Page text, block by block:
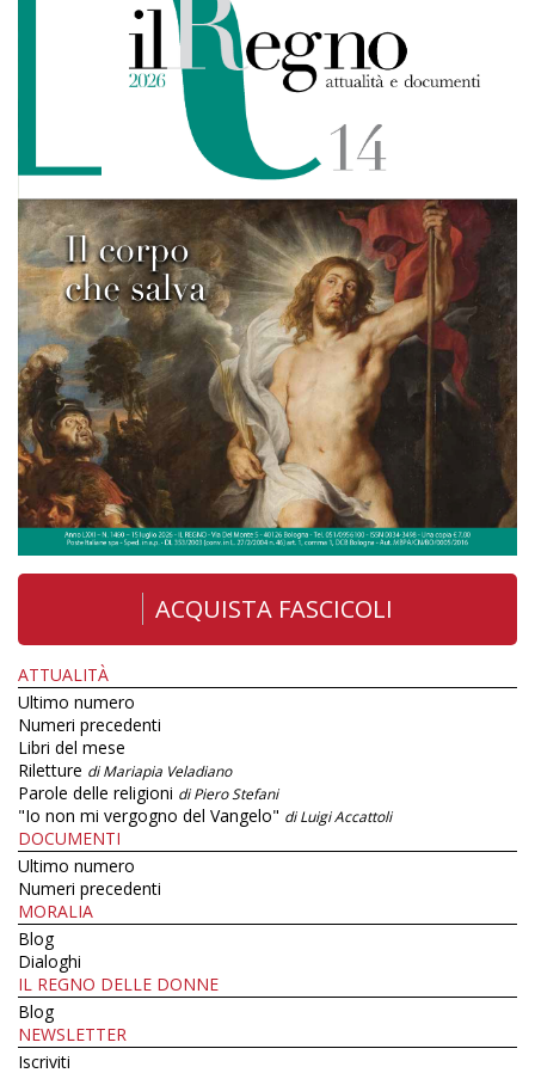
ACQUISTA FASCICOLI
ATTUALITÀ
Ultimo numero
Numeri precedenti
Libri del mese
Riletture di Mariapia Veladiano
Parole delle religioni di Piero Stefani
"Io non mi vergogno del Vangelo" di Luigi Accattoli
DOCUMENTI
Ultimo numero
Numeri precedenti
MORALIA
Blog
Dialoghi
IL REGNO DELLE DONNE
Blog
NEWSLETTER
Iscriviti